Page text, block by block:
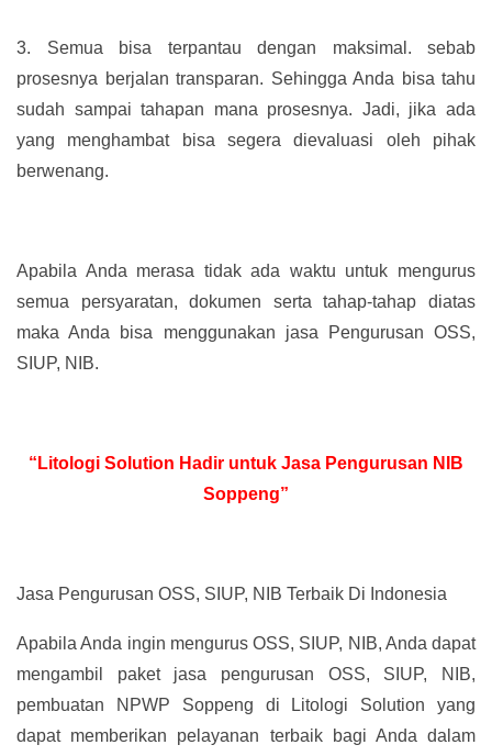
3.
Semua bisa terpantau dengan maksimal. sebab
prosesnya berjalan transparan. Sehingga Anda bisa tahu
sudah sampai tahapan mana prosesnya. Jadi, jika ada
yang menghambat bisa segera dievaluasi oleh pihak
berwenang.
Apabila Anda merasa tidak ada waktu untuk mengurus
semua persyaratan, dokumen serta tahap-tahap diatas
maka Anda bisa menggunakan jasa Pengurusan OSS,
SIUP, NIB.
“Litologi Solution Hadir untuk Jasa Pengurusan NIB
Soppeng”
Jasa Pengurusan OSS, SIUP, NIB Terbaik Di Indonesia
Apabila Anda ingin mengurus OSS, SIUP, NIB, Anda dapat
mengambil paket jasa pengurusan OSS, SIUP, NIB,
pembuatan NPWP Soppeng di Litologi Solution yang
dapat memberikan pelayanan terbaik bagi Anda dalam